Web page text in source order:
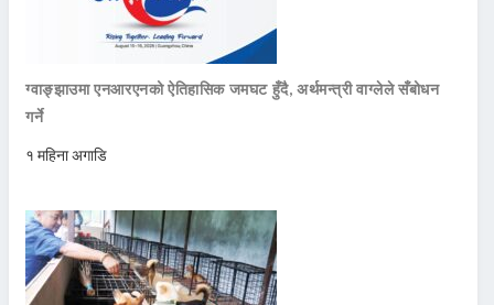
ग्वाङ्झाउमा एनआरएनको ऐतिहासिक जमघट हुँदै, अर्थमन्त्री वाग्लेले सँबोधन
गर्ने
१ महिना अगाडि